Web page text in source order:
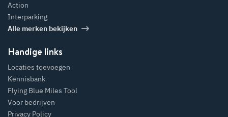
Action
Interparking
Alle merken bekijken
Handige links
Locaties toevoegen
Kennisbank
Flying Blue Miles Tool
Voor bedrijven
Privacy Policy